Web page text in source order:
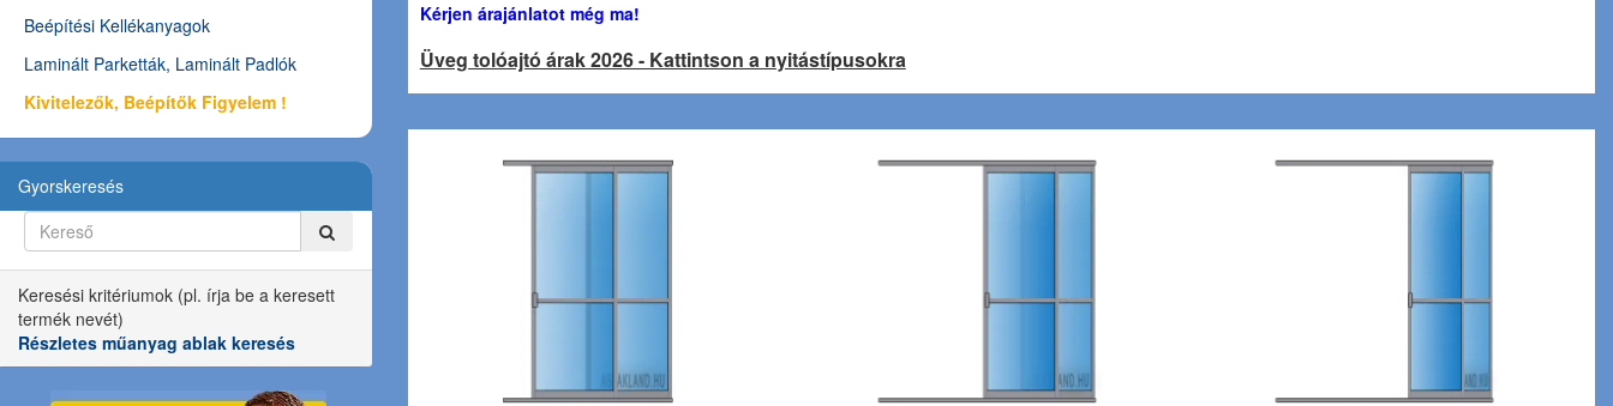
Kérjen árajánlatot még ma!
Üveg tolóajtó árak 2026 - Kattintson a nyitástípusokra
Beépítési Kellékanyagok
Laminált Parketták, Laminált Padlók
Kivitelezők, Beépítők Figyelem !
Gyorskeresés
Keresési kritériumok (pl. írja be a keresett
termék nevét)
Részletes műanyag ablak keresés